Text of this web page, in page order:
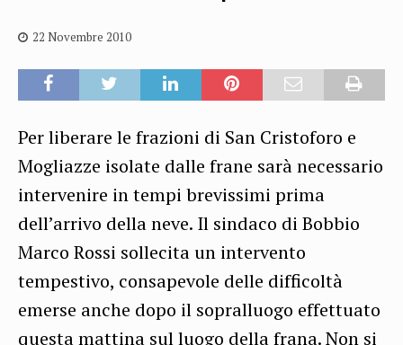
22 Novembre 2010
Per liberare le frazioni di San Cristoforo e
Mogliazze isolate dalle frane sarà necessario
intervenire in tempi brevissimi prima
dell’arrivo della neve. Il sindaco di Bobbio
Marco Rossi sollecita un intervento
tempestivo, consapevole delle difficoltà
emerse anche dopo il sopralluogo effettuato
questa mattina sul luogo della frana. Non si